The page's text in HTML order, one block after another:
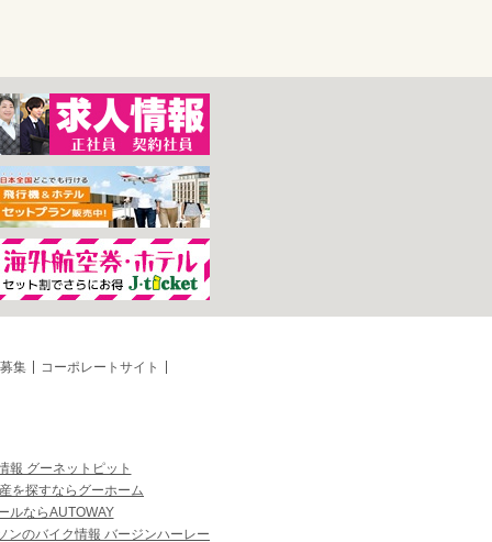
集 コーポレートサイト
報 グーネットピット
を探すならグーホーム
ルならAUTOWAY
ンのバイク情報 バージンハーレー